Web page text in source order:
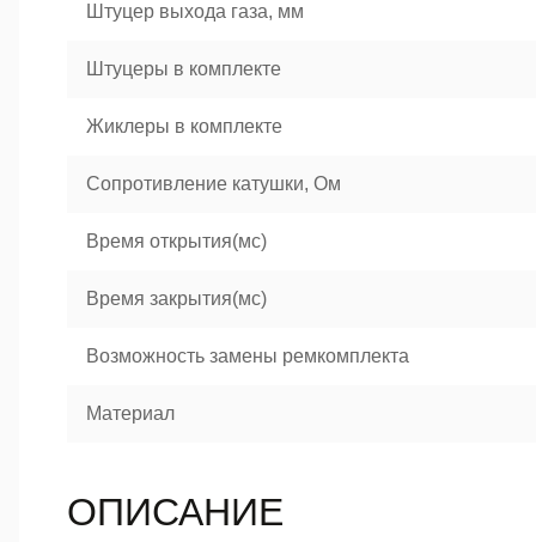
Штуцер выхода газа, мм
Штуцеры в комплекте
Жиклеры в комплекте
Сопротивление катушки, Ом
Время открытия(мс)
Время закрытия(мс)
Возможность замены ремкомплекта
Материал
ОПИСАНИЕ